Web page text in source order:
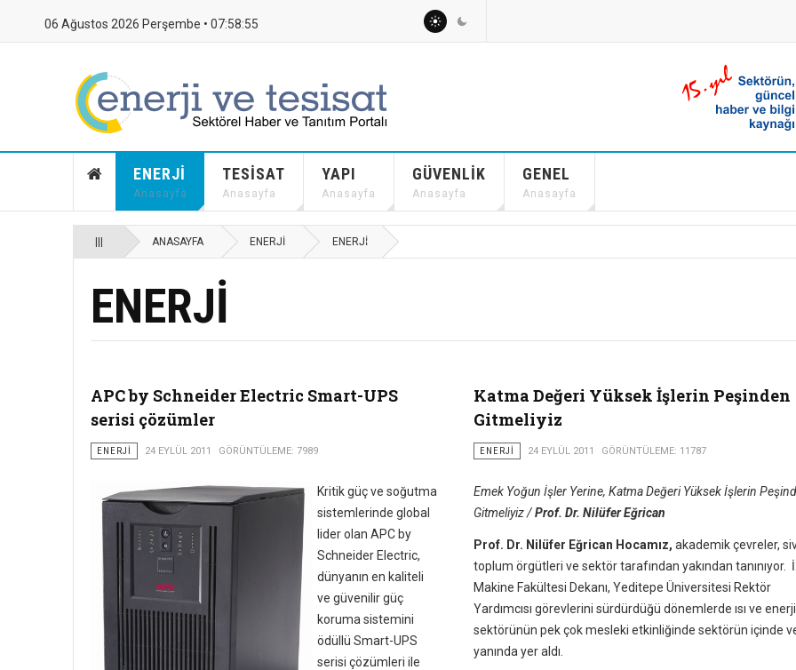
06 Ağustos 2026 Perşembe • 07:58:56
ENERJI
Anasayfa
TESISAT
Anasayfa
YAPI
Anasayfa
GÜVENLIK
Anasayfa
GENEL
Anasayfa
ANASAYFA ENERJI ENERJI
ENERJI
APC by Schneider Electric Smart-UPS
serisi çözümler
ENERJI 24 EYLÜL 2011 GÖRÜNTÜLEME: 7989
Kritik güç ve soğutma
sistemlerinde global
lider olan APC by
Schneider Electric,
dünyanın en kaliteli
ve güvenilir güç
koruma sistemini
ödüllü Smart-UPS
serisi çözümleri ile
Katma Değeri Yüksek İşlerin Peşinden
Gitmeliyiz
ENERJI 24 EYLÜL 2011 GÖRÜNTÜLEME: 11787
Emek Yoğun İşler Yerine, Katma Değeri Yüksek İşlerin
Gitmeliyiz /Prof. Dr. Nilüfer Eğrican
Prof. Dr. Nilüfer Eğrican Hocamız, akademik çevreler,
toplum örgütleri ve sektör tarafından yakından tanınıyor.
Makine Fakültesi Dekanı, Yeditepe Üniversitesi Rektör
Yardımcısı görevlerini sürdürdüğü dönemlerde ısı ve enerji
sektörünün pek çok mesleki etkinliğinde sektörün içinde
yanında yer aldı.